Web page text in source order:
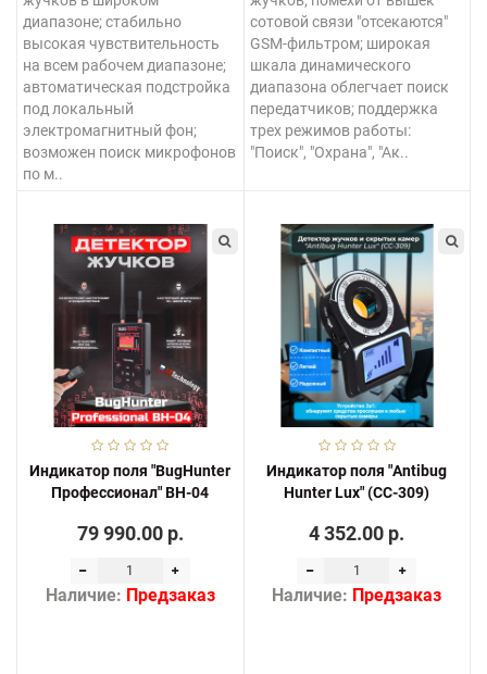
диапазоне; стабильно
высокая чувствительность
на всем рабочем диапазоне;
автоматическая подстройка
под локальный
электромагнитный фон;
возможен поиск микрофонов
по м..
сотовой связи "отсекаются"
GSM-фильтром; широкая
шкала динамического
диапазона облегчает поиск
передатчиков; поддержка
трех режимов работы:
"Поиск", "Охрана", "Ак..
Индикатор поля "BugHunter
Профессионал" BH-04
79 990.00 р.
Наличие: Предзаказ
Индикатор поля "Antibug
Hunter Lux" (CC-309)
4 352.00 р.
Наличие: Предзаказ